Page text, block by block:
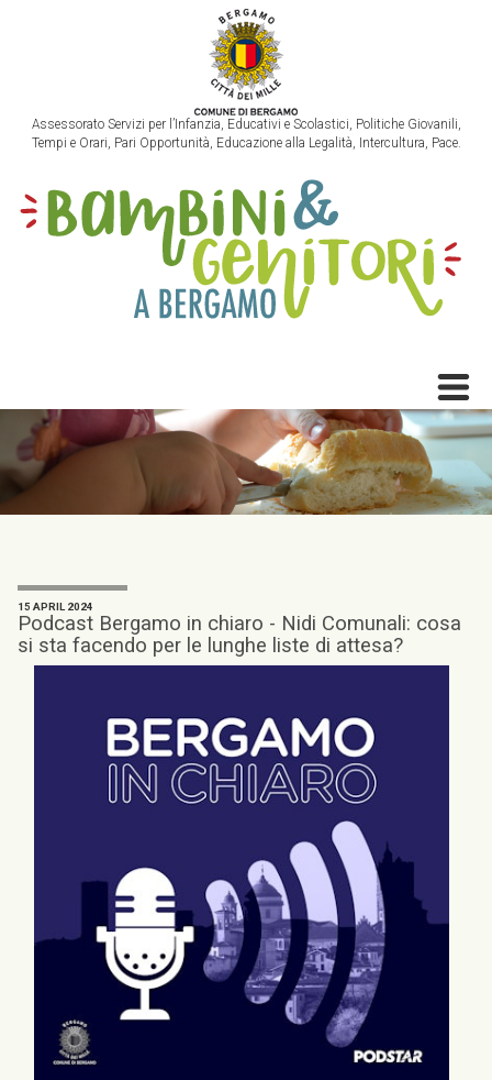
Assessorato Servizi per l’Infanzia, Educativi e Scolastici, Politiche Giovanili,
Tempi e Orari, Pari Opportunità, Educazione alla Legalità, Intercultura, Pace.
15 APRIL 2024
Podcast Bergamo in chiaro - Nidi Comunali: cosa
si sta facendo per le lunghe liste di attesa?